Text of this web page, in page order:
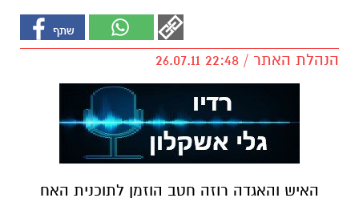
הנהלת האתר / 22:48 26.07.11
האיש והאגדה רוזה חטב הוזמן לתוכנית האח